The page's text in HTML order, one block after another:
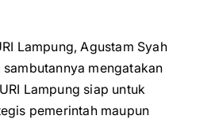
Lampung, Agustam Syah
mengatakan
Lampung siap untuk
pemerintah maupun